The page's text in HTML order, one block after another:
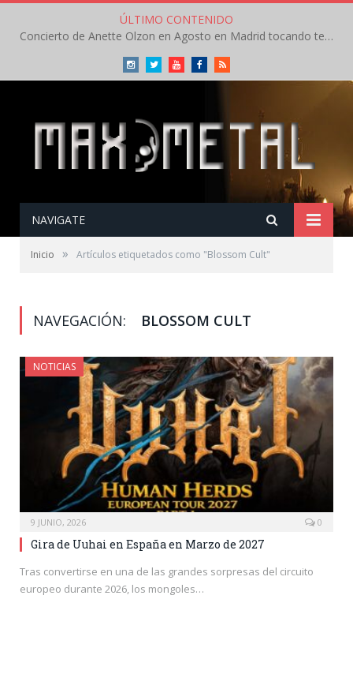
ÚLTIMO CONTENIDO
Concierto de Anette Olzon en Agosto en Madrid tocando temas de Nightwish
InstagramTwitterYoutubeFacebookRSS
NAVIGATE
Inicio » Artículos etiquetados como "Blossom Cult"
NAVEGACIÓN: BLOSSOM CULT
NOTICIAS
9 JUNIO, 2026 0
Gira de Uuhai en España en Marzo de 2027
Tras convertirse en una de las grandes sorpresas del circuito
europeo durante 2026, los mongoles…